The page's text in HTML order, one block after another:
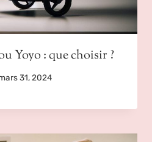
Yoyo : que choisir ?
31, 2024